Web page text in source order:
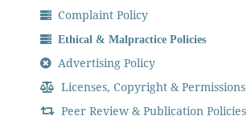
Complaint Policy
Ethical & Malpractice Policies
Advertising Policy
Licenses, Copyright & Permissions
Peer Review & Publication Policies